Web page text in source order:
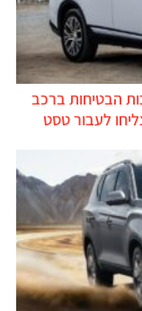
הבטיחות ברכב
לעבור טסט